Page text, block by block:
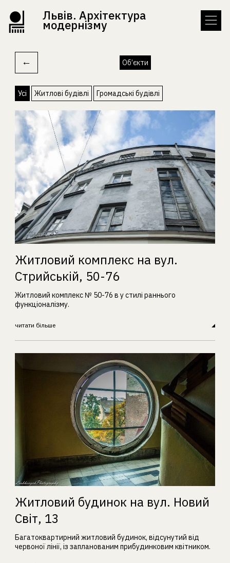
Львів. Архітектура
модернізму
← Об’єкти
Усі Житлові будівлі Громадські будівлі
Житловий комплекс на вул.
Стрийській, 50-76
Житловий комплекс № 50-76 в у стилі раннього
функціоналізму.
читати більше
Житловий будинок на вул. Новий
Світ, 13
Багатоквартирний житловий будинок, відсунутий від
червоної лінії, із запланованим прибудинковим квітником.